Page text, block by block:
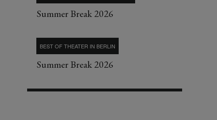
Summer Break 2026
BEST OF THEATER IN BERLIN
Summer Break 2026